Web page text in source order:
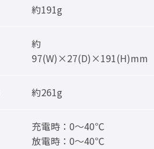
約191g
約
97(W)×27(D)×191(H)mm
約261g
充電時：0～40℃
放電時：0～40℃